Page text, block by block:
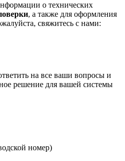
о технических
, а также для оформления
свяжитесь с нами:
на все ваши вопросы и
решение для вашей системы
номер)